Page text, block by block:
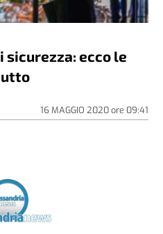
sicurezza: ecco le
16 MAGGIO 2020ore 09:41